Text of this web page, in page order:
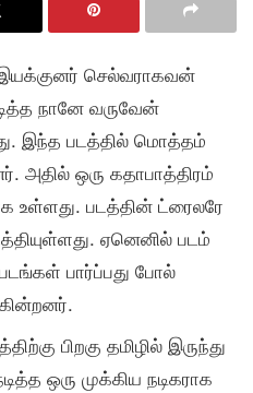
செல்வராகவன்
நானே வருவேன்
இந்த படத்தில் மொத்தம்
அதில் ஒரு கதாபாத்திரம்
உள்ளது. படத்தின் ட்ரைலரே
ஏனெனில் படம்
பார்ப்பது போல்
பிறகு தமிழில் இருந்து
ஒரு முக்கிய நடிகராக